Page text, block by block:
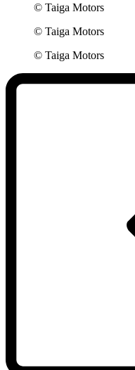
© Taiga Motors
© Taiga Motors
© Taiga Motors